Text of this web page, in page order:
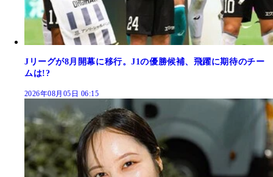
Jリーグが8月開幕に移行。J1の優勝候補、飛躍に期待のチー
ムは!?
2026年08月05日 06:15